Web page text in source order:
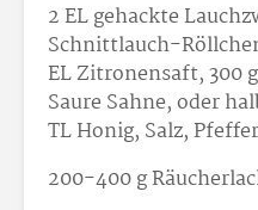
2 EL gehackte
Schnittlauch-
EL Zitronensaft, 300
Saure Sahne, oder
TL Honig, Salz, Pfeffer
200-400 g